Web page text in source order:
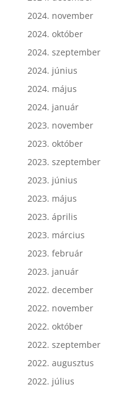
2024. november
2024. október
2024. szeptember
2024. június
2024. május
2024. január
2023. november
2023. október
2023. szeptember
2023. június
2023. május
2023. április
2023. március
2023. február
2023. január
2022. december
2022. november
2022. október
2022. szeptember
2022. augusztus
2022. július